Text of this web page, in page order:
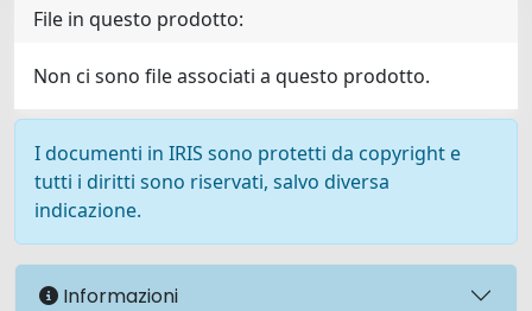
File in questo prodotto:
Non ci sono file associati a questo prodotto.
I documenti in IRIS sono protetti da copyright e
tutti i diritti sono riservati, salvo diversa
indicazione.
Informazioni